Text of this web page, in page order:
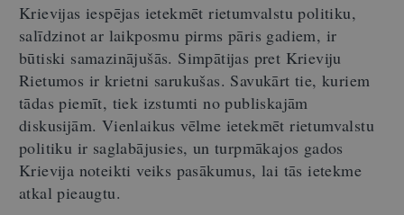
Krievijas iespējas ietekmēt rietumvalstu politiku,
salīdzinot ar laikposmu pirms pāris gadiem, ir
būtiski samazinājušās. Simpātijas pret Krieviju
Rietumos ir krietni sarukušas. Savukārt tie, kuriem
tādas piemīt, tiek izstumti no publiskajām
diskusijām. Vienlaikus vēlme ietekmēt rietumvalstu
politiku ir saglabājusies, un turpmākajos gados
Krievija noteikti veiks pasākumus, lai tās ietekme
atkal pieaugtu.